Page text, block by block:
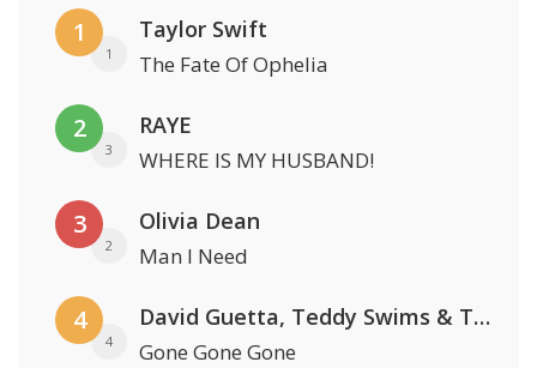
1
1
Taylor Swift
The Fate Of Ophelia
2
3
RAYE
WHERE IS MY HUSBAND!
3
2
Olivia Dean
Man I Need
4
4
David Guetta, Teddy Swims & Tones And I
Gone Gone Gone